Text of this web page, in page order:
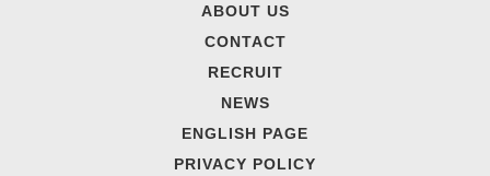
ABOUT US
CONTACT
RECRUIT
NEWS
ENGLISH PAGE
PRIVACY POLICY